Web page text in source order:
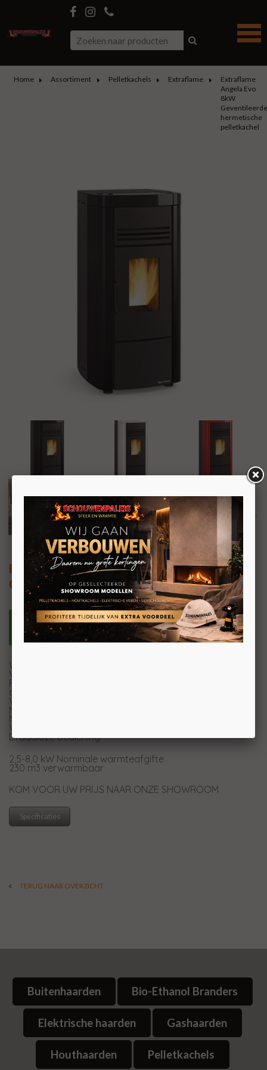
Home Assortiment Pelletkachels Extraflame
Extraflame
Angela Evo
8kW
Geventileerde
hermetische
pelletkachel
Extraflame Angela Evo 8kW
Geventileerde hermetische pelletkachel
Warmtewisselaar met buizenbundel
Verwijderbaar ascompartiment
Frontale omgevingsventilatie met aparte motor en
comfortfunctie
Vuurdeur, vuurhaard en vuurpot in gietijzer
Mogelijkheid uitgang voor rookafvoer: achter
Noodmodule
Verwijderbare vuurpot voor een gemakkelijke reiniging
Draadloze bediening
2,5-8,0 kW Nominale warmteafgifte
230 m3 verwarmbaar
KOM VOOR UW PRIJS NAAR ONZE SHOWROOM
Specificaties
TERUG NAAR OVERZICHT
Buitenhaarden Bio-Ethanol Branders
Elektrische haarden Gashaarden
Houthaarden Pelletkachels